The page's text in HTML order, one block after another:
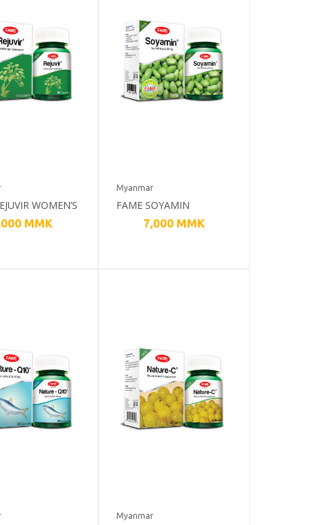
WOMEN’S
MMK
Myanmar
FAME SOYAMIN
WOMEN’S HEALTH
7,000 MMK
Myanmar